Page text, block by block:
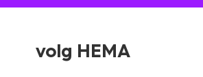
volg HEMA